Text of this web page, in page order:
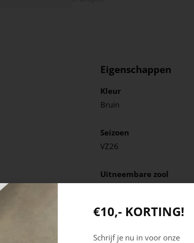
Eigenschappen
Kleur
Bruin
Seizoen
VZ26
Uitneembare zool
€10,- KORTING!
Schrijf je nu in voor onze